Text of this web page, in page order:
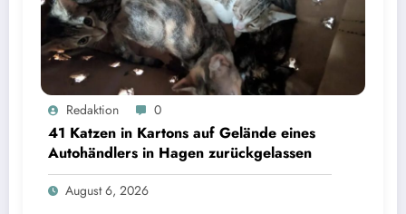
Redaktion 0
41 Katzen in Kartons auf Gelände eines
Autohändlers in Hagen zurückgelassen
August 6, 2026